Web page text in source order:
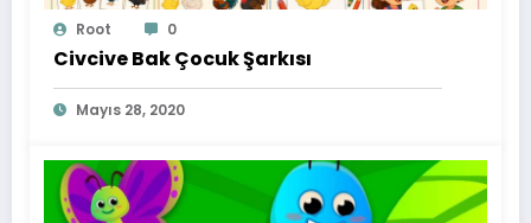
Root 0
Civcive Bak Çocuk Şarkısı
Mayıs 28, 2020